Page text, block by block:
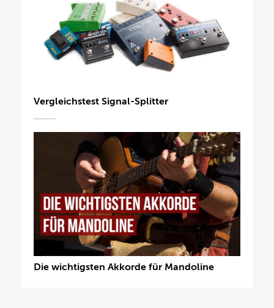
Vergleichstest Signal-Splitter
Die wichtigsten Akkorde für Mandoline